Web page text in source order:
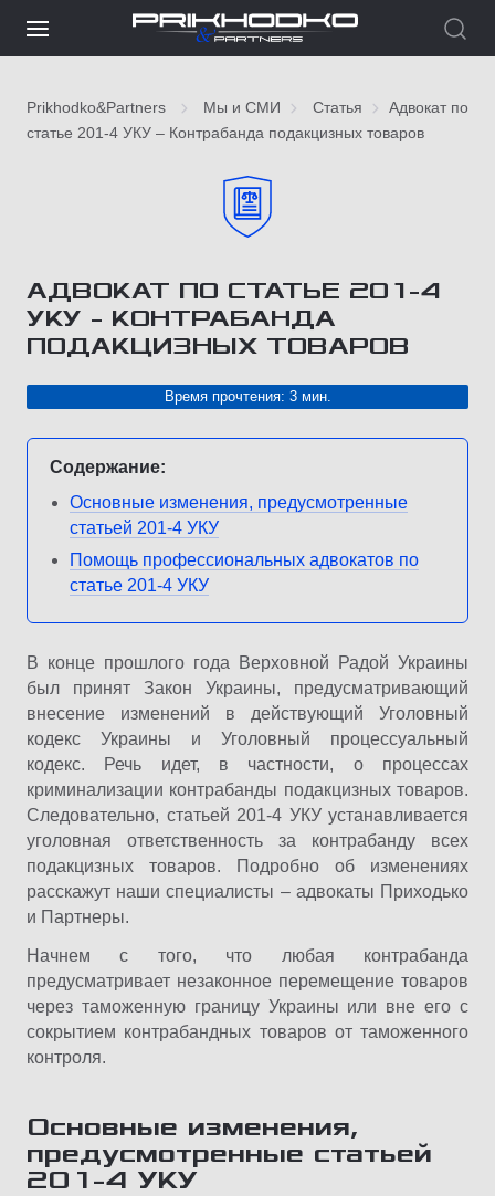
Prikhodko&Partners Мы и СМИ Статья
Адвокат по
статье 201-4 УКУ – Контрабанда подакцизных товаров
АДВОКАТ ПО СТАТЬЕ 201-4
УКУ – КОНТРАБАНДА
ПОДАКЦИЗНЫХ ТОВАРОВ
Время прочтения: 3 мин.
Содержание:
Основные изменения, предусмотренные
статьей 201-4 УКУ
Помощь профессиональных адвокатов по
статье 201-4 УКУ
В конце прошлого года Верховной Радой Украины
был принят Закон Украины, предусматривающий
внесение изменений в действующий Уголовный
кодекс Украины и Уголовный процессуальный
кодекс. Речь идет, в частности, о процессах
криминализации контрабанды подакцизных товаров.
Следовательно, статьей 201-4 УКУ устанавливается
уголовная ответственность за контрабанду всех
подакцизных товаров. Подробно об изменениях
расскажут наши специалисты – адвокаты Приходько
и Партнеры.
Начнем с того, что любая контрабанда
предусматривает незаконное перемещение товаров
через таможенную границу Украины или вне его с
сокрытием контрабандных товаров от таможенного
контроля.
Основные изменения,
предусмотренные статьей
201-4 УКУ